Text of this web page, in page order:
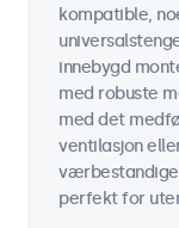
kompatible,
innebygd
med robuste
med det
ventilasjon
værbestandige
perfekt for